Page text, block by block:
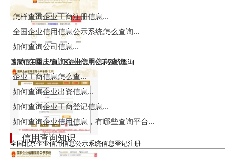
国家信用重庆璧山区企业信息公示系统查询
全国北京企业信用信息公示系统信息登记注册
怎样查询企业工商注册信息...
全国企业信用信息公示系统怎么查询...
如何查询公司信息...
如何在网上查询企业信用信息查询...
企业工商信息怎么查...
如何查询企业出资信息...
如何查询企业工商登记信息...
如何查询企业信用信息，有哪些查询平台...
信用查询知识